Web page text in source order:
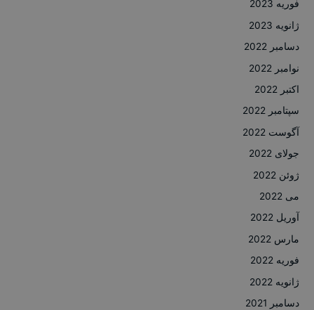
فوریه 2023
ژانویه 2023
دسامبر 2022
نوامبر 2022
اکتبر 2022
سپتامبر 2022
آگوست 2022
جولای 2022
ژوئن 2022
می 2022
آوریل 2022
مارس 2022
فوریه 2022
ژانویه 2022
دسامبر 2021